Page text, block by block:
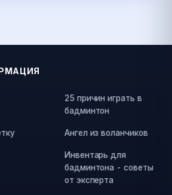
25 причин играть в
бадминтон
Ангел из воланчиков
Инвентарь для
бадминтона - советы
от эксперта